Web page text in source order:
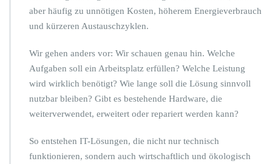
s
b
e
s
h
a
f
e
aber häufig zu unnötigen Kosten, höherem Energieverbrauch
und kürzeren Austauschzyklen.
Wir gehen anders vor: Wir schauen genau hin. Welche
Aufgaben soll ein Arbeitsplatz erfüllen? Welche Leistung
wird wirklich benötigt? Wie lange soll die Lösung sinnvoll
nutzbar bleiben? Gibt es bestehende Hardware, die
weiterverwendet, erweitert oder repariert werden kann?
So entstehen IT-Lösungen, die nicht nur technisch
funktionieren, sondern auch wirtschaftlich und ökologisch